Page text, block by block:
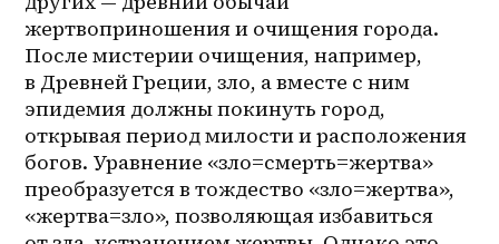
жертвоприношения и очищения города.
После мистерии очищения, например,
в Древней Греции, зло, а вместе с ним
эпидемия должны покинуть город,
открывая период милости и расположения
богов. Уравнение «зло=смерть=жертва»
преобразуется в тождество «зло=жертва»,
«жертва=зло», позволяющая избавиться